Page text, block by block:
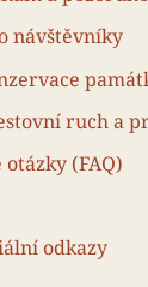
návštěvníky
ruch a
otázky (FAQ)
odkazy